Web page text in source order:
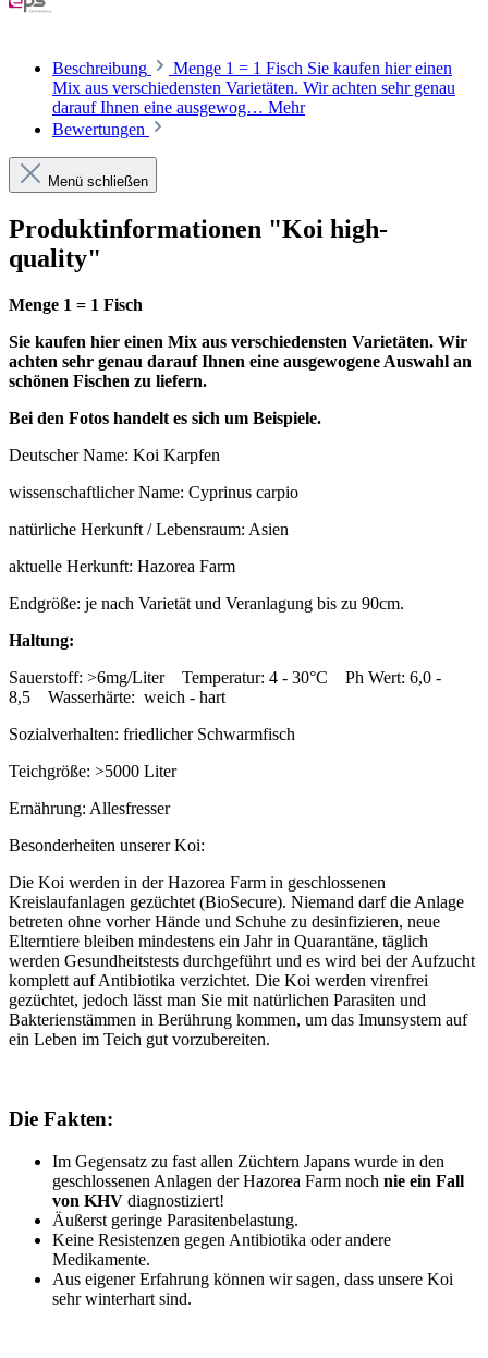
Beschreibung
Menge 1 = 1 Fisch Sie kaufen hier einen
Mix aus verschiedensten Varietäten. Wir achten sehr genau
darauf Ihnen eine ausgewog… Mehr
Bewertungen
Menü schließen
Produktinformationen "Koi high-
quality"
Menge 1 = 1 Fisch
Sie kaufen hier einen Mix aus verschiedensten Varietäten. Wir
achten sehr genau darauf Ihnen eine ausgewogene Auswahl an
schönen Fischen zu liefern.
Bei den Fotos handelt es sich um Beispiele.
Deutscher Name: Koi Karpfen
wissenschaftlicher Name: Cyprinus carpio
natürliche Herkunft / Lebensraum: Asien
aktuelle Herkunft: Hazorea Farm
Endgröße: je nach Varietät und Veranlagung bis zu 90cm.
Haltung:
Sauerstoff: >6mg/Liter Temperatur: 4 - 30°C Ph Wert: 6,0 -
8,5 Wasserhärte: weich - hart
Sozialverhalten: friedlicher Schwarmfisch
Teichgröße: >5000 Liter
Ernährung: Allesfresser
Besonderheiten unserer Koi:
Die Koi werden in der Hazorea Farm in geschlossenen
Kreislaufanlagen gezüchtet (BioSecure). Niemand darf die Anlage
betreten ohne vorher Hände und Schuhe zu desinfizieren, neue
Elterntiere bleiben mindestens ein Jahr in Quarantäne, täglich
werden Gesundheitstests durchgeführt und es wird bei der Aufzucht
komplett auf Antibiotika verzichtet. Die Koi werden virenfrei
gezüchtet, jedoch lässt man Sie mit natürlichen Parasiten und
Bakterienstämmen in Berührung kommen, um das Imunsystem auf
ein Leben im Teich gut vorzubereiten.
Die Fakten:
Im Gegensatz zu fast allen Züchtern Japans wurde in den
geschlossenen Anlagen der Hazorea Farm noch nie ein Fall
von KHV diagnostiziert!
Äußerst geringe Parasitenbelastung.
Keine Resistenzen gegen Antibiotika oder andere
Medikamente.
Aus eigener Erfahrung können wir sagen, dass unsere Koi
sehr winterhart sind.